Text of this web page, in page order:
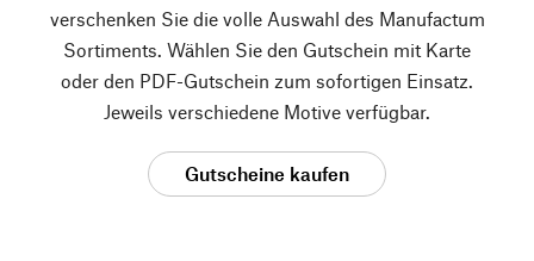
verschenken Sie die volle Auswahl des Manufactum
Sortiments. Wählen Sie den Gutschein mit Karte
oder den PDF-Gutschein zum sofortigen Einsatz.
Jeweils verschiedene Motive verfügbar.
Gutscheine kaufen